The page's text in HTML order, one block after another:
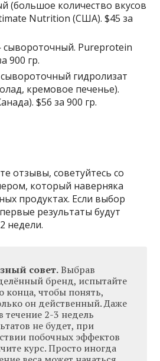
(большое количество вкусов
Nutrition (США). $45 за
Pureprotein
900 гр.
гидролизат
кремовое печенье).
$56 за 900 гр.
отзывы, советуйтесь со
который наверняка
продуктах. Если выбор
результаты будут
недели.
совет.Выбрав
бренд, испытайте
конца, чтобы понять,
он действенный. Даже
течение 2-3 недель
не будет, при
побочных эффектов
курс. Просто иногда